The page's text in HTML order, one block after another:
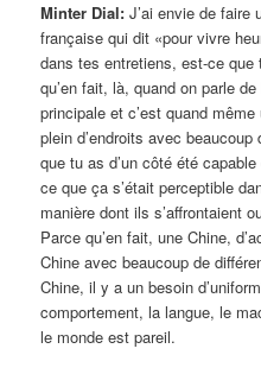
Minter Dial:J’ai envie de faire
française qui dit «pour vivre
dans tes entretiens, est-ce
qu’en fait, là, quand on parle
principale et c’est quand
plein d’endroits avec
que tu as d’un côté été
ce que ça s’était perceptible
manière dont ils s’affrontaient
Parce qu’en fait, une Chine,
Chine avec beaucoup de
Chine, il y a un besoin
comportement, la langue, le
le monde est pareil.